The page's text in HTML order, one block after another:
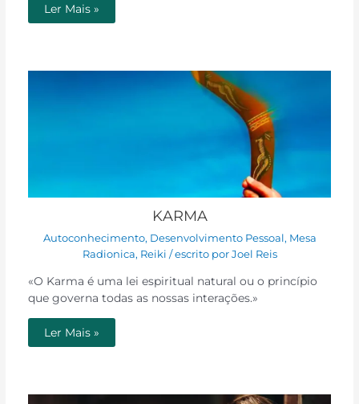
Ler Mais »
KARMA
Autoconhecimento, Desenvolvimento Pessoal, Mesa
Radionica, Reiki / escrito por Joel Reis
«O Karma é uma lei espiritual natural ou o princípio
que governa todas as nossas interações.»
Ler Mais »